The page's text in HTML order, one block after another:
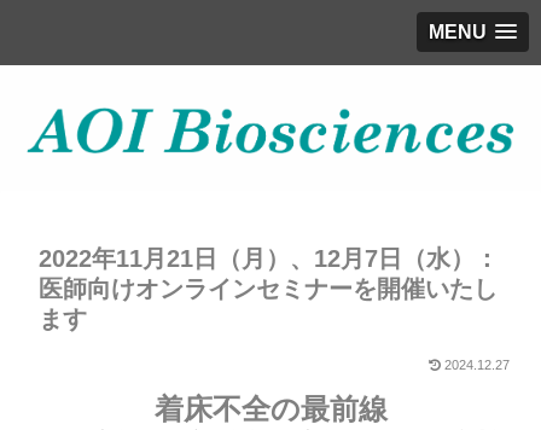
MENU
2022年11月21日（月）、12月7日（水）：
医師向けオンラインセミナーを開催いたし
ます
2024.12.27
着床不全の最前線